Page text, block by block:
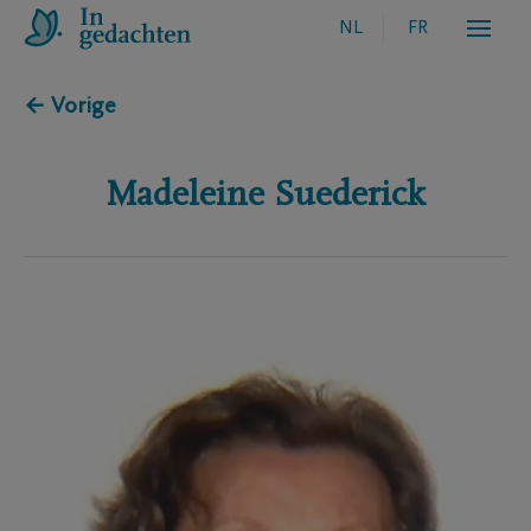
NL FR
← Vorige
Madeleine Suederick